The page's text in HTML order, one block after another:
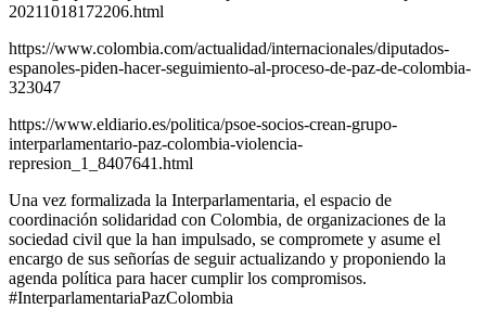
20211018172206.html
https://www.colombia.com/actualidad/internacionales/diputados-
espanoles-piden-hacer-seguimiento-al-proceso-de-paz-de-colombia-
323047
https://www.eldiario.es/politica/psoe-socios-crean-grupo-
interparlamentario-paz-colombia-violencia-
represion_1_8407641.html
Una vez formalizada la Interparlamentaria, el espacio de
coordinación solidaridad con Colombia, de organizaciones de la
sociedad civil que la han impulsado, se compromete y asume el
encargo de sus señorías de seguir actualizando y proponiendo la
agenda política para hacer cumplir los compromisos.
#InterparlamentariaPazColombia